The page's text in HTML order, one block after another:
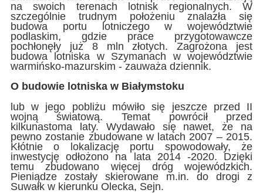
na swoich terenach lotnisk regionalnych. W
szczególnie trudnym położeniu znalazła się
budowa portu lotniczego w województwie
podlaskim, gdzie prace przygotowawcze
pochłonęły już 8 mln złotych. Zagrożona jest
budowa lotniska w Szymanach w województwie
warmińsko-mazurskim - zauważa dziennik.
O budowie lotniska w Białymstoku
lub w jego pobliżu mówiło się jeszcze przed II
wojną światową. Temat powrócił przed
kilkunastoma laty. Wydawało się nawet, że na
pewno zostanie zbudowane w latach 2007 – 2015.
Kłótnie o lokalizację portu spowodowały, że
inwestycję odłożono na lata 2014 -2020. Dzięki
temu zbudowano więcej dróg wojewódzkich.
Pieniądze zostały skierowane m.in. do drogi z
Suwałk w kierunku Olecka, Sejn.